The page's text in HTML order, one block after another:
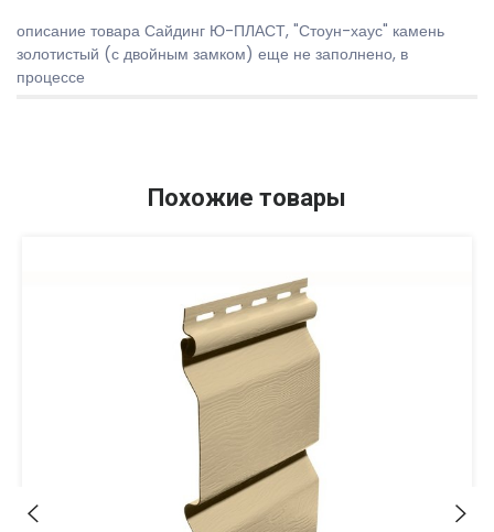
описание товара Сайдинг Ю-ПЛАСТ, "Стоун-хаус" камень
золотистый (с двойным замком) еще не заполнено, в
процессе
Похожие товары